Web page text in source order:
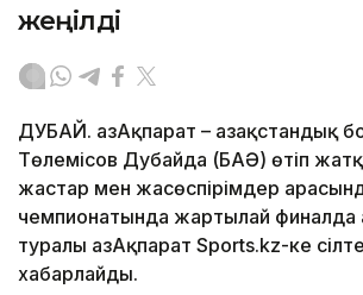
жеңілді
ДУБАЙ. ҚазАқпарат – Қазақстандық
Төлемісов Дубайда (БАӘ) өтіп
жастар мен жасөспірімдер
чемпионатында жартылай финалда
туралы ҚазАқпарат Sports.kz-ке
хабарлайды.